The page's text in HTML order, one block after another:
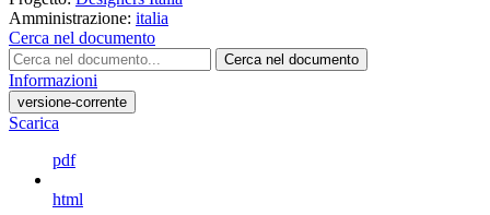
Amministrazione: italia
Cerca nel documento
Cerca nel documento
Informazioni
versione-corrente
Scarica
pdf
html